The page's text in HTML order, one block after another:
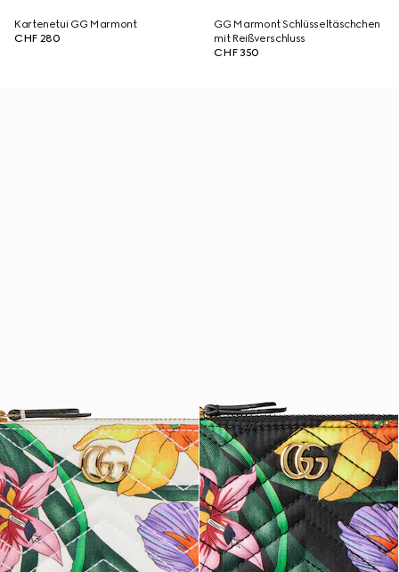
Kartenetui GG Marmont
CHF 280
GG Marmont Schlüsseltäschchen
mit Reißverschluss
CHF 350